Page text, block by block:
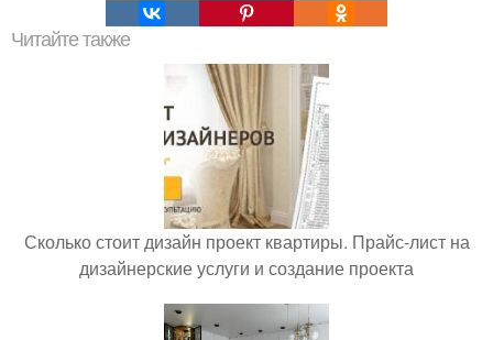
Читайте также
Сколько стоит дизайн проект квартиры. Прайс-лист на
дизайнерские услуги и создание проекта